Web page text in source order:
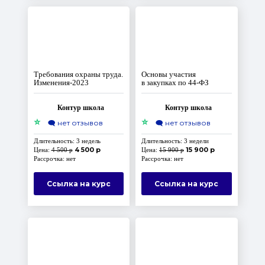
Требования охраны труда.
Изменения‑2023
Контур школа
⭐ 🗨️ нет отзывов
Длительность: 3 недель
Цена:4 500 р 4 500 р
Рассрочка: нет
Ссылка на курс
Основы участия
в закупках по 44‑ФЗ
Контур школа
⭐ 🗨️ нет отзывов
Длительность: 3 недели
Цена: 15 900 р 15 900 р
Рассрочка: нет
Ссылка на курс